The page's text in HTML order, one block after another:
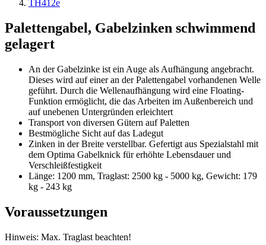
TH412e
Palettengabel, Gabelzinken schwimmend
gelagert
An der Gabelzinke ist ein Auge als Aufhängung angebracht.
Dieses wird auf einer an der Palettengabel vorhandenen Welle
geführt. Durch die Wellenaufhängung wird eine Floating-
Funktion ermöglicht, die das Arbeiten im Außenbereich und
auf unebenen Untergründen erleichtert
Transport von diversen Gütern auf Paletten
Bestmögliche Sicht auf das Ladegut
Zinken in der Breite verstellbar. Gefertigt aus Spezialstahl mit
dem Optima Gabelknick für erhöhte Lebensdauer und
Verschleißfestigkeit
Länge: 1200 mm, Traglast: 2500 kg - 5000 kg, Gewicht: 179
kg - 243 kg
Voraussetzungen
Hinweis: Max. Traglast beachten!